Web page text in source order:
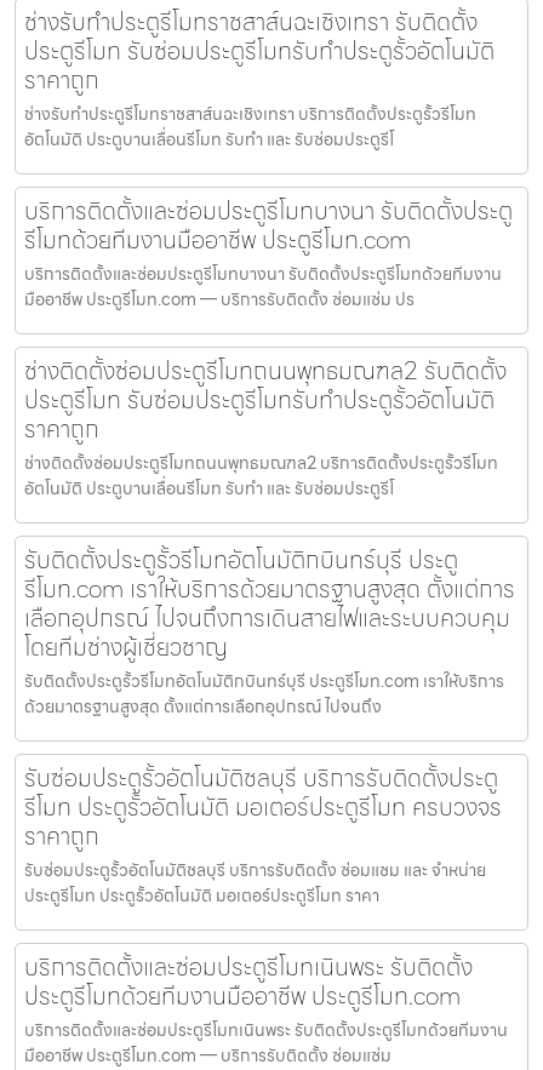
ช่างรับทำประตูรีโมทราชสาส์นฉะเชิงเทรา รับติดตั้ง
ประตูรีโมท รับซ่อมประตูรีโมทรับทำประตูรั้วอัตโนมัติ
ราคาถูก
ช่างรับทำประตูรีโมทราชสาส์นฉะเชิงเทรา บริการติดตั้งประตูรั้วรีโมท
อัตโนมัติ ประตูบานเลื่อนรีโมท รับทำ และ รับซ่อมประตูรีโ
บริการติดตั้งและซ่อมประตูรีโมทบางนา รับติดตั้งประตู
รีโมทด้วยทีมงานมืออาชีพ ประตูรีโมท.com
บริการติดตั้งและซ่อมประตูรีโมทบางนา รับติดตั้งประตูรีโมทด้วยทีมงาน
มืออาชีพ ประตูรีโมท.com — บริการรับติดตั้ง ซ่อมแซ่ม ปร
ช่างติดตั้งซ่อมประตูรีโมทถนนพุทธมณฑล2 รับติดตั้ง
ประตูรีโมท รับซ่อมประตูรีโมทรับทำประตูรั้วอัตโนมัติ
ราคาถูก
ช่างติดตั้งซ่อมประตูรีโมทถนนพุทธมณฑล2 บริการติดตั้งประตูรั้วรีโมท
อัตโนมัติ ประตูบานเลื่อนรีโมท รับทำ และ รับซ่อมประตูรีโ
รับติดตั้งประตูรั้วรีโมทอัตโนมัติกบินทร์บุรี ประตู
รีโมท.com เราให้บริการด้วยมาตรฐานสูงสุด ตั้งแต่การ
เลือกอุปกรณ์ ไปจนถึงการเดินสายไฟและระบบควบคุม
โดยทีมช่างผู้เชี่ยวชาญ
รับติดตั้งประตูรั้วรีโมทอัตโนมัติกบินทร์บุรี ประตูรีโมท.com เราให้บริการ
ด้วยมาตรฐานสูงสุด ตั้งแต่การเลือกอุปกรณ์ ไปจนถึง
รับซ่อมประตูรั้วอัตโนมัติชลบุรี บริการรับติดตั้งประตู
รีโมท ประตูรั้วอัตโนมัติ มอเตอร์ประตูรีโมท ครบวงจร
ราคาถูก
รับซ่อมประตูรั้วอัตโนมัติชลบุรี บริการรับติดตั้ง ซ่อมแซม และ จำหน่าย
ประตูรีโมท ประตูรั้วอัตโนมัติ มอเตอร์ประตูรีโมท ราคา
บริการติดตั้งและซ่อมประตูรีโมทเนินพระ รับติดตั้ง
ประตูรีโมทด้วยทีมงานมืออาชีพ ประตูรีโมท.com
บริการติดตั้งและซ่อมประตูรีโมทเนินพระ รับติดตั้งประตูรีโมทด้วยทีมงาน
มืออาชีพ ประตูรีโมท.com — บริการรับติดตั้ง ซ่อมแซ่ม